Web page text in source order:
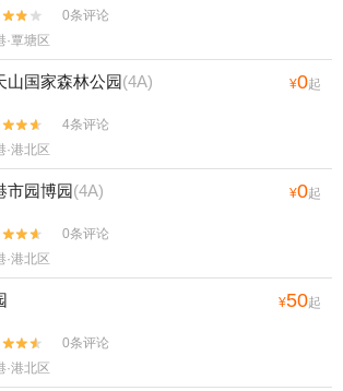
0条评论
·覃塘区
山国家森林公园(4A) ¥0起
4条评论
·港北区
市园博园(4A) ¥0起
0条评论
·港北区
¥50起
0条评论
·港北区